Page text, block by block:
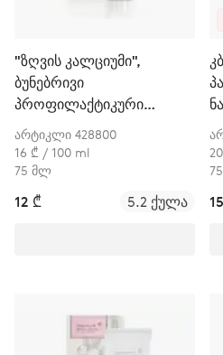
"ზღვის კალციუმი",
ბუნებრივი
პროფილაქტიკური
კბილის პასტა
არტიკლი 428800
16 ₾ / 100 ml
75 მლ
12 ₾ 5.2 ქულა